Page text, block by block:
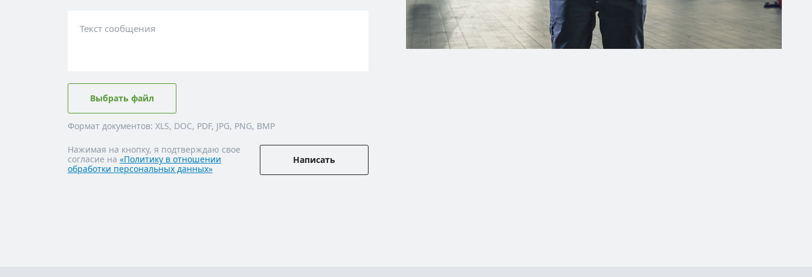
Текст сообщения
Выбрать файл
Формат документов: XLS, DOC, PDF, JPG, PNG, BMP
Нажимая на кнопку, я подтверждаю свое
согласие на «Политику в отношении
обработки персональных данных»
Написать